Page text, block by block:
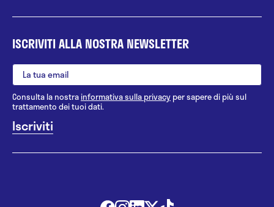
ISCRIVITI ALLA NOSTRA NEWSLETTER
Consulta la nostrainformativa sulla privacy per sapere di più sul
trattamento dei tuoi dati.